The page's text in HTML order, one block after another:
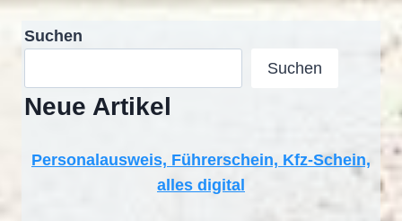
Suchen
Suchen
Neue Artikel
Personalausweis, Führerschein, Kfz-Schein,
alles digital